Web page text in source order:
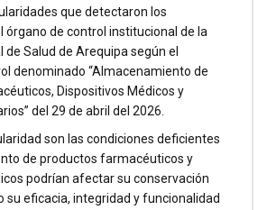
que detectaron los
órgano de control institucional de la
Salud de Arequipa según el
denominado “Almacenamiento de
Dispositivos Médicos y
del 29 de abril del 2026.
son las condiciones deficientes
de productos farmacéuticos y
podrían afectar su conservación
su eficacia, integridad y funcionalidad